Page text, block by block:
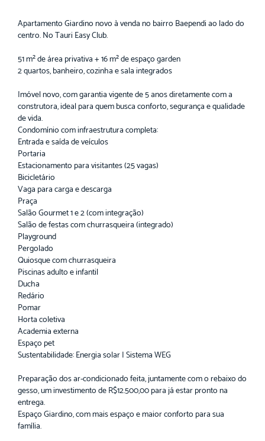
Apartamento Giardino novo à venda no bairro Baependi ao lado do
centro. No Tauri Easy Club.
51 m² de área privativa + 16 m² de espaço garden
2 quartos, banheiro, cozinha e sala integrados
Imóvel novo, com garantia vigente de 5 anos diretamente com a
construtora, ideal para quem busca conforto, segurança e qualidade
de vida.
Condomínio com infraestrutura completa:
Entrada e saída de veículos
Portaria
Estacionamento para visitantes (25 vagas)
Bicicletário
Vaga para carga e descarga
Praça
Salão Gourmet 1 e 2 (com integração)
Salão de festas com churrasqueira (integrado)
Playground
Pergolado
Quiosque com churrasqueira
Piscinas adulto e infantil
Ducha
Redário
Pomar
Horta coletiva
Academia externa
Espaço pet
Sustentabilidade: Energia solar | Sistema WEG
Preparação dos ar-condicionado feita, juntamente com o rebaixo do
gesso, um investimento de R$12.500,00 para já estar pronto na
entrega.
Espaço Giardino, com mais espaço e maior conforto para sua
família.